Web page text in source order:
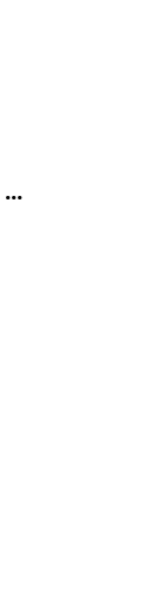
...